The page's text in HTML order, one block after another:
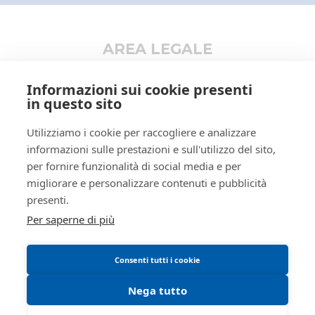
(CCI)
procedura
Anno procedura
SOGGETTI
Istituto Vendite
Giudiziarie
5037425
MNTRRT85L16G337K
isvegi@ivgparma.it
true
AREA LEGALE
Trattamento dati personali
Regolamento di partecipazione alle vendite
telematiche
Informativa cookie
Requisiti tecnici
Informazioni sui cookie presenti
in questo sito
Utilizziamo i cookie per raccogliere e analizzare
informazioni sulle prestazioni e sull'utilizzo del sito,
per fornire funzionalità di social media e per
migliorare e personalizzare contenuti e pubblicità
presenti.
Per saperne di più
Consenti tutti i cookie
Nega tutto